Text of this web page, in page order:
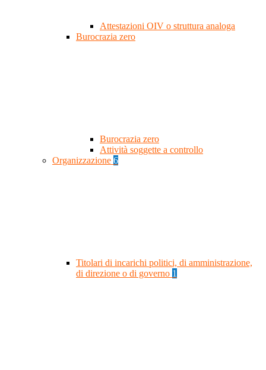
Attestazioni OIV o struttura analoga
Burocrazia zero
Burocrazia zero
Attività soggette a controllo
Organizzazione 6
Titolari di incarichi politici, di amministrazione,
di direzione o di governo 1